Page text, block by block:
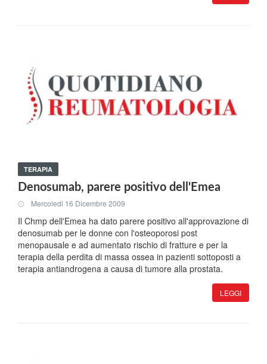
TERAPIA
Denosumab, parere positivo dell'Emea
Mercoledi 16 Dicembre 2009
Il Chmp dell'Emea ha dato parere positivo all'approvazione di
denosumab per le donne con l'osteoporosi post
menopausale e ad aumentato rischio di fratture e per la
terapia della perdita di massa ossea in pazienti sottoposti a
terapia antiandrogena a causa di tumore alla prostata.
LEGGI